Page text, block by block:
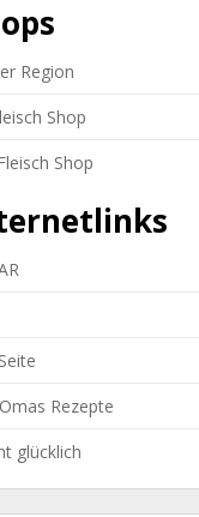
Region
Shop
Shop
Rezepte
glücklich